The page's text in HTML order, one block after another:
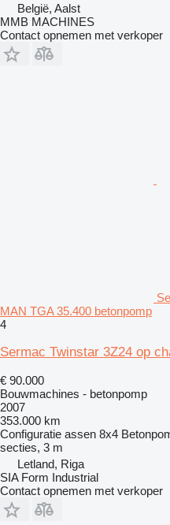
België, Aalst
MMB MACHINES
Contact opnemen met verkoper
MAN TGA 35.400 betonpomp
4
Sermac Twinstar 3Z24 op
€ 90.000
Bouwmachines - betonpomp
2007
353.000 km
Configuratie assen 8x4
secties, 3 m
Letland, Riga
SIA Form Industrial
Contact opnemen met verkoper